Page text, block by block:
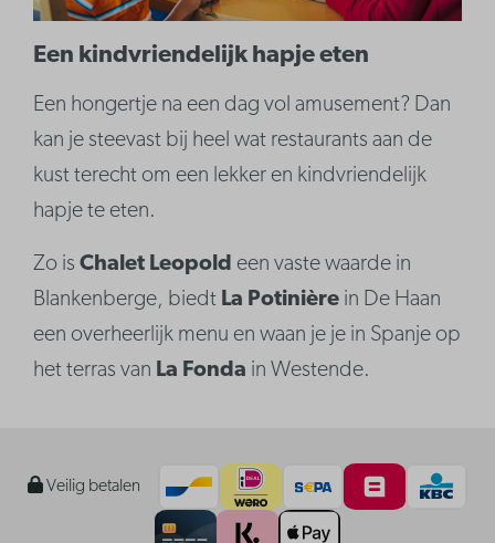
Een kindvriendelijk hapje eten
Een hongertje na een dag vol amusement? Dan
kan je steevast bij heel wat restaurants aan de
kust terecht om een lekker en kindvriendelijk
hapje te eten.
Zo isChalet Leopold een vaste waarde in
Blankenberge, biedt La Potinière in De Haan
een overheerlijk menu en waan je je in Spanje op
het terras van La Fonda in Westende.
Veilig betalen